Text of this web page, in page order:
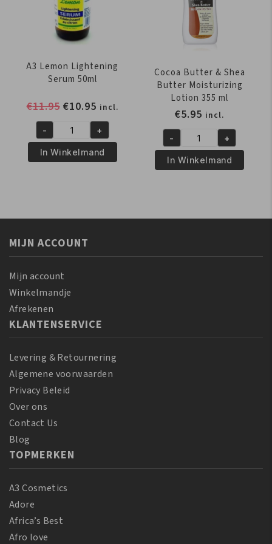
aantal
A3 Lemon Lightening
Serum 50ml
€11.95 Oorspronkelijke
was:
€11.95.
€10.95Huidige
prijs
is:
€10.95.
incl.
A3
Lemon
Lightening
- +
In Winkelmand
Cocoa Butter & Shea
Butter Moisturizing
Lotion 355 ml
€5.95 incl.
Cocoa
Butter
&
Moisturizing
ml
- +
In Winkelmand
MIJN ACCOUNT
Mijn account
Winkelmandje
Afrekenen
KLANTENSERVICE
Levering & Retournering
Algemene voorwaarden
Privacy Beleid
Over ons
Contact Us
Blog
TOPMERKEN
A3 Cosmetics
Adore
Africa’s Best
Afro love